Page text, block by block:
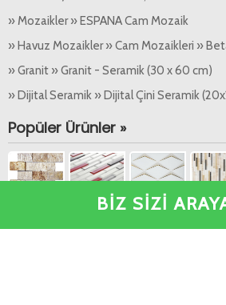
BİZ SİZİ
» Mozaikler » ESPANA Cam Mozaik
» Havuz Mozaikler » Cam Mozaikleri »
» Granit » Granit - Seramik (30 x 60 cm)
» Dijital Seramik » Dijital Çini Seramik
Popüler Ürünler »